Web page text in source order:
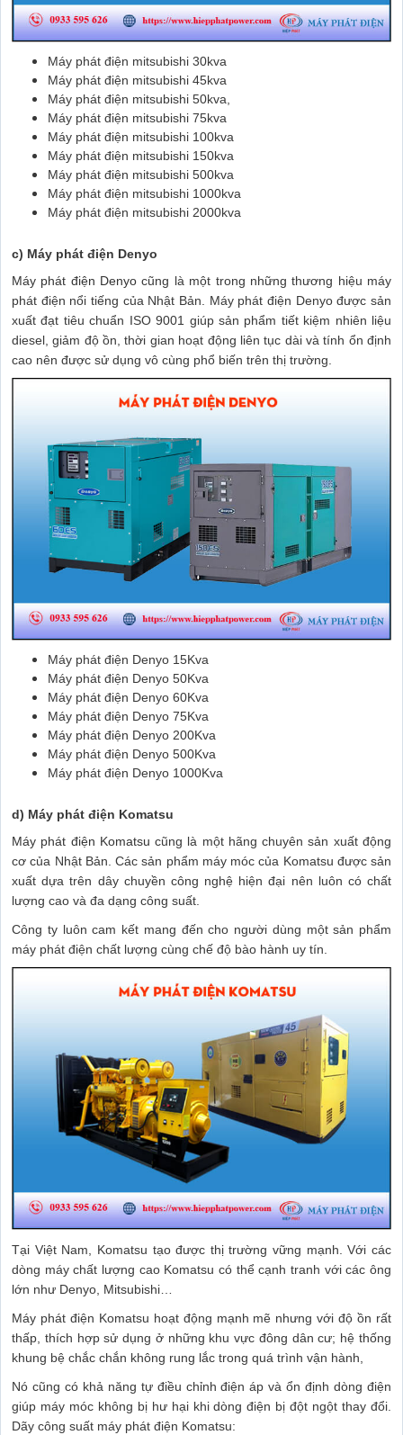
Máy phát điện mitsubishi 30kva
Máy phát điện mitsubishi 45kva
Máy phát điện mitsubishi 50kva,
Máy phát điện mitsubishi 75kva
Máy phát điện mitsubishi 100kva
Máy phát điện mitsubishi 150kva
Máy phát điện mitsubishi 500kva
Máy phát điện mitsubishi 1000kva
Máy phát điện mitsubishi 2000kva
c) Máy phát điện Denyo
Máy phát điện Denyo cũng là một trong những thương hiệu máy
phát điện nổi tiếng của Nhật Bản. Máy phát điện Denyo được sản
xuất đạt tiêu chuẩn ISO 9001 giúp sản phẩm tiết kiệm nhiên liệu
diesel, giảm độ ồn, thời gian hoạt động liên tục dài và tính ổn định
cao nên được sử dụng vô cùng phổ biến trên thị trường.
Máy phát điện Denyo 15Kva
Máy phát điện Denyo 50Kva
Máy phát điện Denyo 60Kva
Máy phát điện Denyo 75Kva
Máy phát điện Denyo 200Kva
Máy phát điện Denyo 500Kva
Máy phát điện Denyo 1000Kva
d) Máy phát điện Komatsu
Máy phát điện Komatsu cũng là một hãng chuyên sản xuất động
cơ của Nhật Bản. Các sản phẩm máy móc của Komatsu được sản
xuất dựa trên dây chuyền công nghệ hiện đại nên luôn có chất
lượng cao và đa dạng công suất.
Công ty luôn cam kết mang đến cho người dùng một sản phẩm
máy phát điện chất lượng cùng chế độ bào hành uy tín.
Tại Việt Nam, Komatsu tạo được thị trường vững mạnh. Với các
dòng máy chất lượng cao Komatsu có thể cạnh tranh với các ông
lớn như Denyo, Mitsubishi…
Máy phát điện Komatsu hoạt động mạnh mẽ nhưng với độ ồn rất
thấp, thích hợp sử dụng ở những khu vực đông dân cư; hệ thống
khung bệ chắc chắn không rung lắc trong quá trình vận hành,
Nó cũng có khả năng tự điều chỉnh điện áp và ổn định dòng điện
giúp máy móc không bị hư hại khi dòng điện bị đột ngột thay đổi.
Dãy công suất máy phát điện Komatsu: